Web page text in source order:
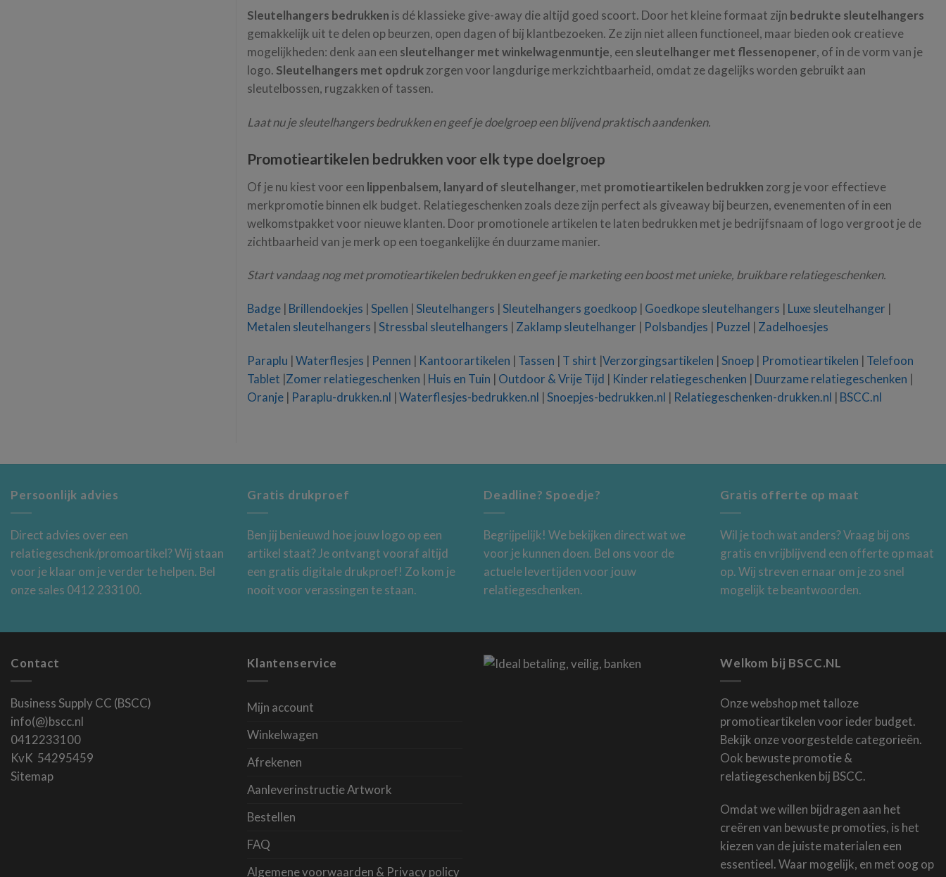
Sleutelhangers bedrukken is dé klassieke give-away die altijd goed scoort. Door het kleine formaat zijn bedrukte sleutelhangers
gemakkelijk uit te delen op beurzen, open dagen of bij klantbezoeken. Ze zijn niet alleen functioneel, maar bieden ook creatieve
mogelijkheden: denk aan een sleutelhanger met winkelwagenmuntje, een sleutelhanger met flessenopener, of in de vorm van je
logo. Sleutelhangers met opdrukzorgen voor langdurige merkzichtbaarheid, omdat ze dagelijks worden gebruikt aan
sleutelbossen, rugzakken of tassen.
Laat nu je sleutelhangers bedrukken en geef je doelgroep een blijvend praktisch aandenken.
Promotieartikelen bedrukken voor elk type doelgroep
Of je nu kiest voor een lippenbalsem, lanyard of sleutelhanger, met promotieartikelen bedrukken zorg je voor effectieve
merkpromotie binnen elk budget. Relatiegeschenken zoals deze zijn perfect als giveaway bij beurzen, evenementen of in een
welkomstpakket voor nieuwe klanten. Door promotionele artikelen te laten bedrukken met je bedrijfsnaam of logo vergroot je de
zichtbaarheid van je merk op een toegankelijke én duurzame manier.
Start vandaag nog met promotieartikelen bedrukken en geef je marketing een boost met unieke, bruikbare relatiegeschenken.
Badge | Brillendoekjes | Spellen | Sleutelhangers | Sleutelhangers goedkoop | Goedkope sleutelhangers | Luxe sleutelhanger |
Metalen sleutelhangers | Stressbal sleutelhangers | Zaklamp sleutelhanger | Polsbandjes | Puzzel | Zadelhoesjes
Paraplu | Waterflesjes | Pennen | Kantoorartikelen | Tassen | T shirt |Verzorgingsartikelen | Snoep | Promotieartikelen | Telefoon
Tablet |Zomer relatiegeschenken | Huis en Tuin | Outdoor & Vrije Tijd | Kinder relatiegeschenken | Duurzame relatiegeschenken |
Oranje | Paraplu-drukken.nl | Waterflesjes-bedrukken.nl | Snoepjes-bedrukken.nl | Relatiegeschenken-drukken.nl | BSCC.nl
Persoonlijk advies
Direct advies over een
relatiegeschenk/promoartikel? Wij staan
voor je klaar om je verder te helpen. Bel
onze sales 0412 233100.
Gratis drukproef
Ben jij benieuwd hoe jouw logo op een
artikel staat? Je ontvangt vooraf altijd
een gratis digitale drukproef! Zo kom je
nooit voor verassingen te staan.
Deadline? Spoedje?
Begrijpelijk! We bekijken direct wat we
voor je kunnen doen. Bel ons voor de
actuele levertijden voor jouw
relatiegeschenken.
Gratis offerte op maat
Wil je toch wat anders? Vraag bij ons
gratis envrijblijvend een offerte op maat
op. Wij streven ernaar om je zo snel
mogelijk te beantwoorden.
Contact
Business Supply CC (BSCC)
info(@)bscc.nl
0412233100
KvK 54295459
Sitemap
Klantenservice
Mijn account
Winkelwagen
Afrekenen
Aanleverinstructie Artwork
Bestellen
FAQ
Algemene voorwaarden & Privacy policy
Welkom bij BSCC.NL
Onze webshop met talloze
promotieartikelen voor ieder budget.
Bekijk onze voorgestelde categorieën.
Ook bewuste promotie &
relatiegeschenken bij BSCC.
Omdat we willen bijdragen aan het
creëren van bewuste promoties, is het
kiezen van de juiste materialen een
essentieel. Waar mogelijk, en met oog op